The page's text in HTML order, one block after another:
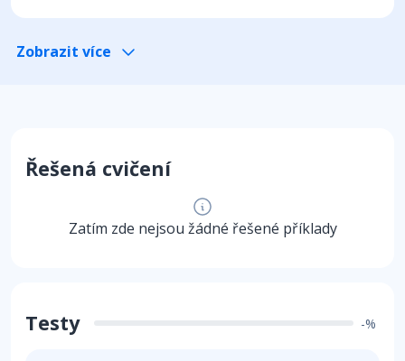
Zobrazit více
Řešená cvičení
Zatím zde nejsou žádné řešené příklady
Testy -%